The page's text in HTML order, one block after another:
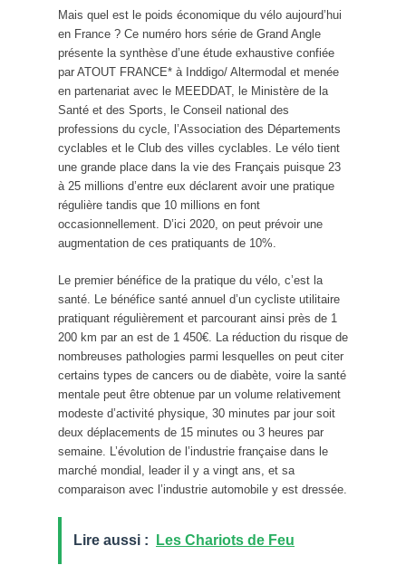
Mais quel est le poids économique du vélo aujourd’hui
en France ? Ce numéro hors série de Grand Angle
présente la synthèse d’une étude exhaustive confiée
par ATOUT FRANCE* à Inddigo/ Altermodal et menée
en partenariat avec le MEEDDAT, le Ministère de la
Santé et des Sports, le Conseil national des
professions du cycle, l’Association des Départements
cyclables et le Club des villes cyclables. Le vélo tient
une grande place dans la vie des Français puisque 23
à 25 millions d’entre eux déclarent avoir une pratique
régulière tandis que 10 millions en font
occasionnellement. D’ici 2020, on peut prévoir une
augmentation de ces pratiquants de 10%.
Le premier bénéfice de la pratique du vélo, c’est la
santé. Le bénéfice santé annuel d’un cycliste utilitaire
pratiquant régulièrement et parcourant ainsi près de 1
200 km par an est de 1 450€. La réduction du risque de
nombreuses pathologies parmi lesquelles on peut citer
certains types de cancers ou de diabète, voire la santé
mentale peut être obtenue par un volume relativement
modeste d’activité physique, 30 minutes par jour soit
deux déplacements de 15 minutes ou 3 heures par
semaine. L’évolution de l’industrie française dans le
marché mondial, leader il y a vingt ans, et sa
comparaison avec l’industrie automobile y est dressée.
Lire aussi : Les Chariots de Feu